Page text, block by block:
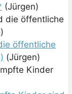
(Jürgen)
öffentliche
(Jürgen)